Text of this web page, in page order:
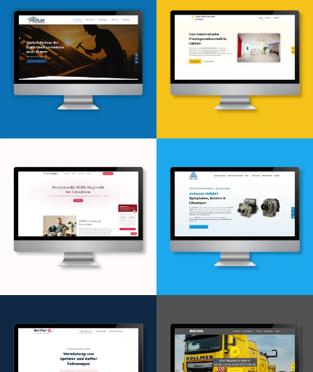
Webdesign & -entwicklung Webdesign & -entwicklung
Webdesign & -entwicklung Webdesign & -entwicklung